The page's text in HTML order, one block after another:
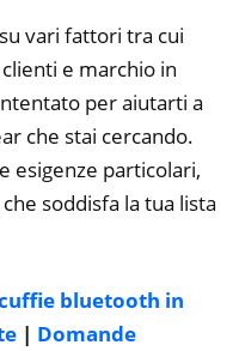
vari fattori tra cui
e marchio in
per aiutarti a
che stai cercando.
esigenze particolari,
soddisfa la tua lista
bluetooth in
| Domande